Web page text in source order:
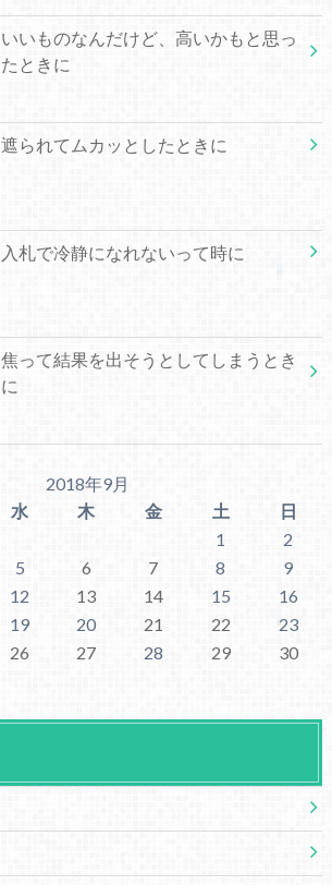
いいものなんだけど、高いかもと思っ
たときに
遮られてムカッとしたときに
入札で冷静になれないって時に
焦って結果を出そうとしてしまうとき
に
2018年9月
水 木 金 土
日
1
2
5 6 7 8
9
12 13 14 15
16
19 20 21 22
23
26 27 28 29
30